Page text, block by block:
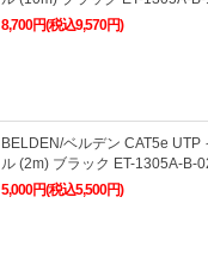
8,700円(税込9,570円)
BELDEN/ベルデン CAT5e UTP
ル (2m) ブラック ET-1305A-B-
5,000円(税込5,500円)